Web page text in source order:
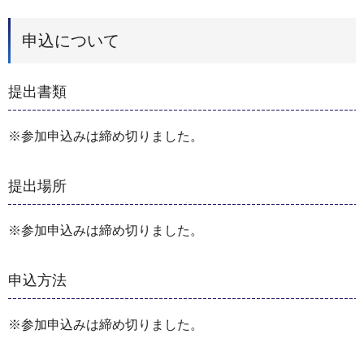
申込について
提出書類
※参加申込みは締め切りました。
提出場所
※参加申込みは締め切りました。
申込方法
※参加申込みは締め切りました。